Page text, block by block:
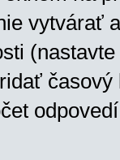
vytvárať